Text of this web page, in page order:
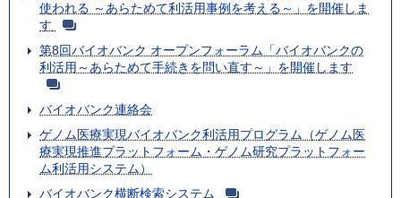
使われる ～あらためて利活用事例を考える～」を開催しま
す
第8回バイオバンク オープンフォーラム「バイオバンクの
利活用～あらためて手続きを問い直す～」を開催します
バイオバンク連絡会
ゲノム医療実現バイオバンク利活用プログラム（ゲノム医
療実現推進プラットフォーム・ゲノム研究プラットフォー
ム利活用システム）
バイオバンク横断検索システム